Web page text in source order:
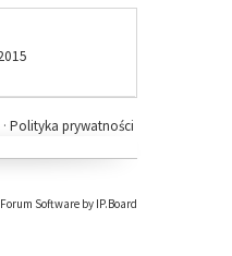
Polityka prywatności
·
Software by IP.Board